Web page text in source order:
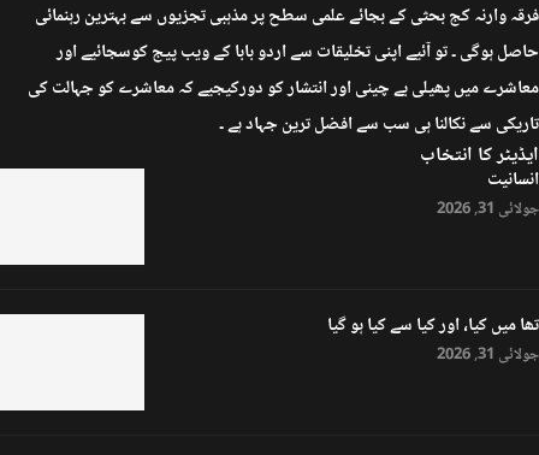
فرقہ وارنہ کج بحثی کے بجائے علمی سطح پر مذہبی تجزیوں سے بہترین رہنمائی
حاصل ہوگی ۔ تو آئیے اپنی تخلیقات سے اردو بابا کے ویب پیج کوسجائیے اور
معاشرے میں پھیلی بے چینی اور انتشار کو دورکیجیے کہ معاشرے کو جہالت کی
تاریکی سے نکالنا ہی سب سے افضل ترین جہاد ہے ۔
ایڈیٹر کا انتخاب
انسانیت
جولائی 31, 2026
تھا میں کیا، اور کیا سے کیا ہو گیا
جولائی 31, 2026